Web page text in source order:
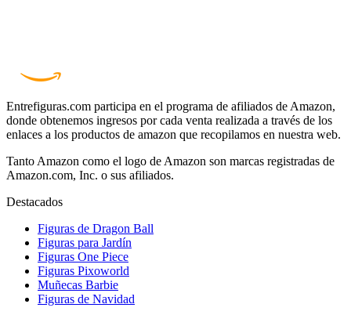
Entrefiguras.com participa en el programa de afiliados de Amazon,
donde obtenemos ingresos por cada venta realizada a través de los
enlaces a los productos de amazon que recopilamos en nuestra web.
Tanto Amazon como el logo de Amazon son marcas registradas de
Amazon.com, Inc. o sus afiliados.
Destacados
Figuras de Dragon Ball
Figuras para Jardín
Figuras One Piece
Figuras Pixoworld
Muñecas Barbie
Figuras de Navidad